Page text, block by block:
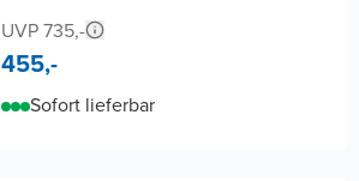
UVP 735,-
455,-
Sofort lieferbar